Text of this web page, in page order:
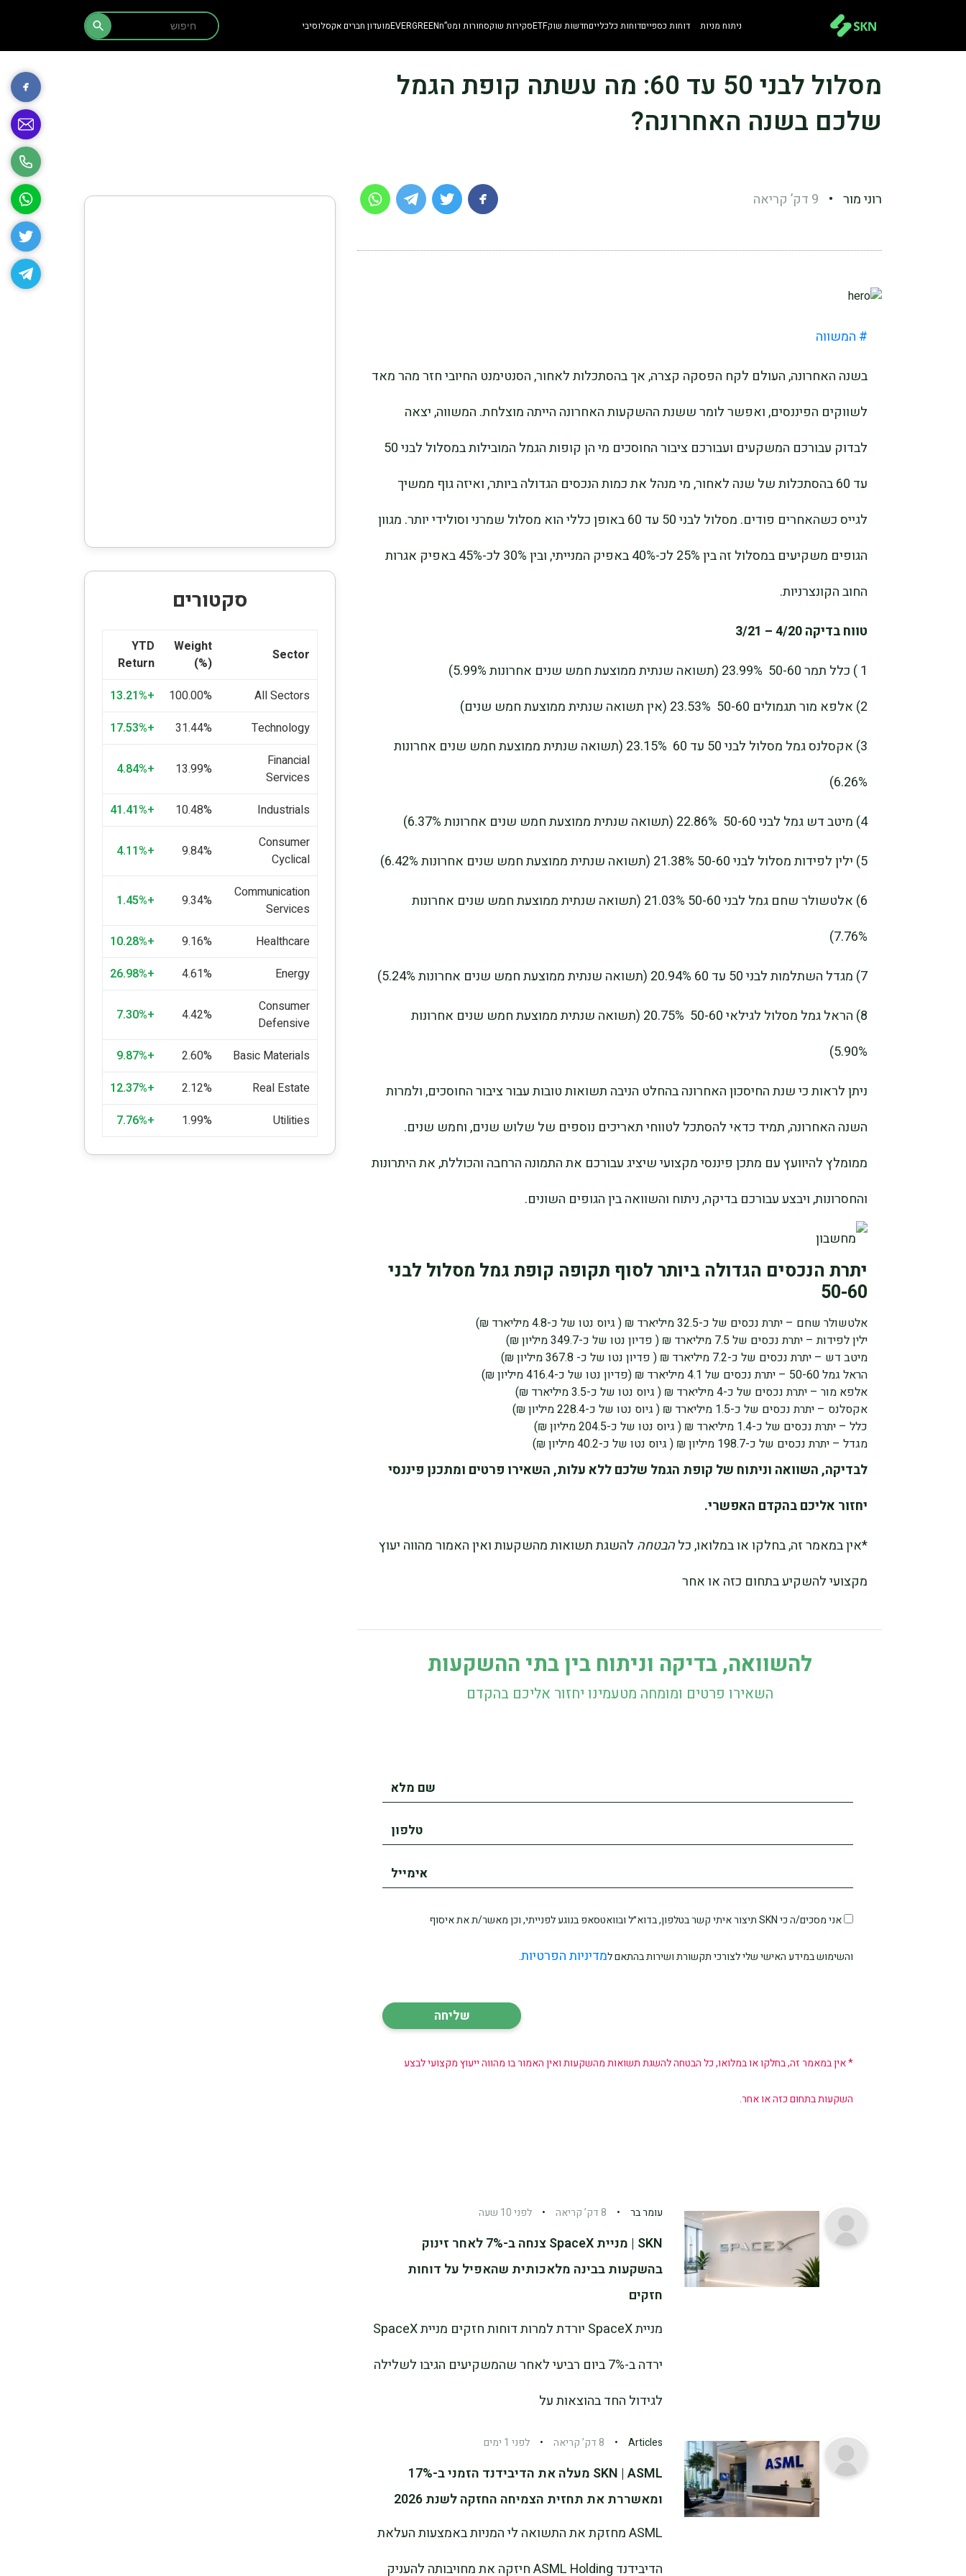
ניתוח מניות דוחות כספייםדוחות כלכלייםחדשות שוקETFסקירות שוקסחורות ומט”חEVERGREENמועדון חברים אקסלוסיבי Search
for:
Search Button
מסלול לבני 50 עד 60: מה עשתה קופת הגמל
שלכם בשנה האחרונה?
רוני מור • 9 דק’ קריאה
# המשווה
בשנה האחרונה, העולם לקח הפסקה קצרה, אך בהסתכלות לאחור, הסנטימנט החיובי חזר מהר מאד
לשווקים הפיננסים, ואפשר לומר ששנת ההשקעות האחרונה הייתה מוצלחת. המשווה, יצאה
לבדוק עבורכם המשקעים ועבורכם ציבור החוסכים מי הן קופות הגמל המובילות במסלול לבני 50
עד 60 בהסתכלות של שנה לאחור, מי מנהל את כמות הנכסים הגדולה ביותר, ואיזה גוף ממשיך
לגייס כשהאחרים פודים. מסלול לבני 50 עד 60 באופן כללי הוא מסלול שמרני וסולידי יותר. מגוון
הגופים משקיעים במסלול זה בין 25% לכ-40% באפיק המנייתי, ובין 30% לכ-45% באפיק אגרות
החוב הקונצרניות.
טווח בדיקה 4/20 – 3/21
1 ) כלל תמר 50-60 23.99% (תשואה שנתית ממוצעת חמש שנים אחרונות 5.99%)
2) אלפא מור תגמולים 50-60 23.53% (אין תשואה שנתית ממוצעת חמש שנים)
3) אקסלנס גמל מסלול לבני 50 עד 60 23.15% (תשואה שנתית ממוצעת חמש שנים אחרונות
6.26%)
4) מיטב דש גמל לבני 50-60 22.86% (תשואה שנתית ממוצעת חמש שנים אחרונות 6.37%)
5) ילין לפידות מסלול לבני 50-60 21.38% (תשואה שנתית ממוצעת חמש שנים אחרונות 6.42%)
6) אלטשולר שחם גמל לבני 50-60 21.03% (תשואה שנתית ממוצעת חמש שנים אחרונות
7.76%)
7) מגדל השתלמות לבני 50 עד 60 20.94% (תשואה שנתית ממוצעת חמש שנים אחרונות 5.24%)
8) הראל גמל מסלול לגילאי 50-60 20.75% (תשואה שנתית ממוצעת חמש שנים אחרונות
5.90%)
ניתן לראות כי שנת החיסכון האחרונה בהחלט הניבה תשואות טובות עבור ציבור החוסכים, ולמרות
השנה האחרונה, תמיד כדאי להסתכל לטווחי תאריכים נוספים של שלוש שנים, וחמש שנים.
ממומלץ להיוועץ עם מתכן פיננסי מקצועי שיציג עבורכם את התמונה הרחבה והכוללת, את היתרונות
והחסרונות, ויבצע עבורכם בדיקה, ניתוח והשוואה בין הגופים השונים.
יתרת הנכסים הגדולה ביותר לסוף תקופה קופת גמל מסלול לבני
50-60
אלטשולר שחם – יתרת נכסים של כ-32.5 מיליארד ₪ ( גיוס נטו של כ-4.8 מיליארד ₪)
ילין לפידות – יתרת נכסים של 7.5 מיליארד ₪ ( פדיון נטו של כ-349.7 מיליון ₪)
מיטב דש – יתרת נכסים של כ-7.2 מיליארד ₪ ( פדיון נטו של כ- 367.8 מיליון ₪)
הראל גמל 50-60 – יתרת נכסים של 4.1 מיליארד ₪ (פדיון נטו של כ-416.4 מיליון ₪)
אלפא מור – יתרת נכסים של כ-4 מיליארד ₪ ( גיוס נטו של כ-3.5 מיליארד ₪)
אקסלנס – יתרת נכסים של כ-1.5 מיליארד ₪ ( גיוס נטו של כ-228.4 מיליון ₪)
כלל – יתרת נכסים של כ-1.4 מיליארד ₪ ( גיוס נטו של כ-204.5 מיליון ₪)
מגדל – יתרת נכסים של כ-198.7 מיליון ₪ ( גיוס נטו של כ-40.2 מיליון ₪)
לבדיקה, השוואה וניתוח של קופת הגמל שלכם ללא עלות, השאירו פרטים ומתכנן פיננסי
יחזור אליכם בהקדם האפשרי.
*אין במאמר זה, בחלקו או במלואו, כלהבטחה להשגת תשואות מהשקעות ואין האמור מהווה יעוץ
מקצועי להשקיע בתחום כזה או אחר
להשוואה, בדיקה וניתוח בין בתי ההשקעות
השאירו פרטים ומומחה מטעמינו יחזור אליכם בהקדם
אני מסכים/ה כי SKN תיצור איתי קשר בטלפון, בדוא״ל ובוואטסאפ בנוגע לפנייתי, וכן מאשר/ת את איסוף
והשימוש במידע האישי שלי לצורכי תקשורת ושירות בהתאם למדיניות הפרטיות.
* אין במאמר זה, בחלקו או במלואו, כל הבטחה להשגת תשואות מהשקעות ואין האמור בו מהווה ייעוץ מקצועי לבצע
השקעות בתחום כזה או אחר.
עומר בר • 8 דק’ קריאה • לפני 10 שעה
SKN | מניית SpaceX צנחה ב-7% לאחר זינוק
בהשקעות בבינה מלאכותית שהאפיל על דוחות
חזקים
מניית SpaceX יורדת למרות דוחות חזקים מניית SpaceX
ירדה ב-7% ביום רביעי לאחר שהמשקיעים הגיבו לשלילה
לגידול החד בהוצאות על
Articles
• 8 דק’ קריאה • לפני 1 ימים
SKN | ASML מעלה את הדיבידנד הזמני ב-17%
ומאשררת את תחזית הצמיחה החזקה לשנת 2026
ASML מחזקת את התשואה לי המניות באמצעות העלאת
הדיבידנד ASML Holding חיזקה את מחויבותה להעניק
סקטורים
Sector
Weight
(%)
YTD
Return
All Sectors
100.00%
+13.21%
Technology
31.44%
+17.53%
Financial
Services
13.99%
+4.84%
Industrials
10.48%
+41.41%
Consumer
Cyclical
9.84%
+4.11%
Communication
Services
9.34%
+1.45%
Healthcare
9.16%
+10.28%
Energy
4.61%
+26.98%
Consumer
Defensive
4.42%
+7.30%
Basic Materials
2.60%
+9.87%
Real Estate
2.12%
+12.37%
Utilities
1.99%
+7.76%